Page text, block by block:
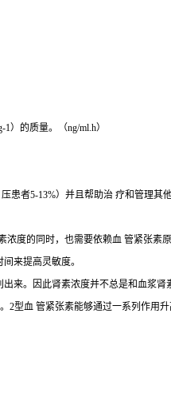
）的质量。（ng/ml.h）
者5-13%）并且帮助治 疗和管理
度的同时，也需要依赖血 管紧张素
来提高灵敏度。
来。因此肾素浓度并不总是和血浆肾
血 管紧张素能够通过一系列作用